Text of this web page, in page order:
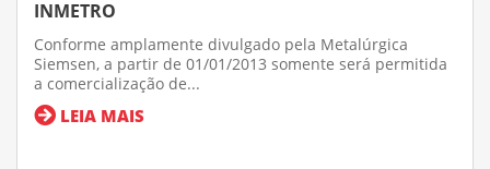
INMETRO
Conforme amplamente divulgado pela Metalúrgica
Siemsen, a partir de 01/01/2013 somente será permitida
a comercialização de...
LEIA MAIS